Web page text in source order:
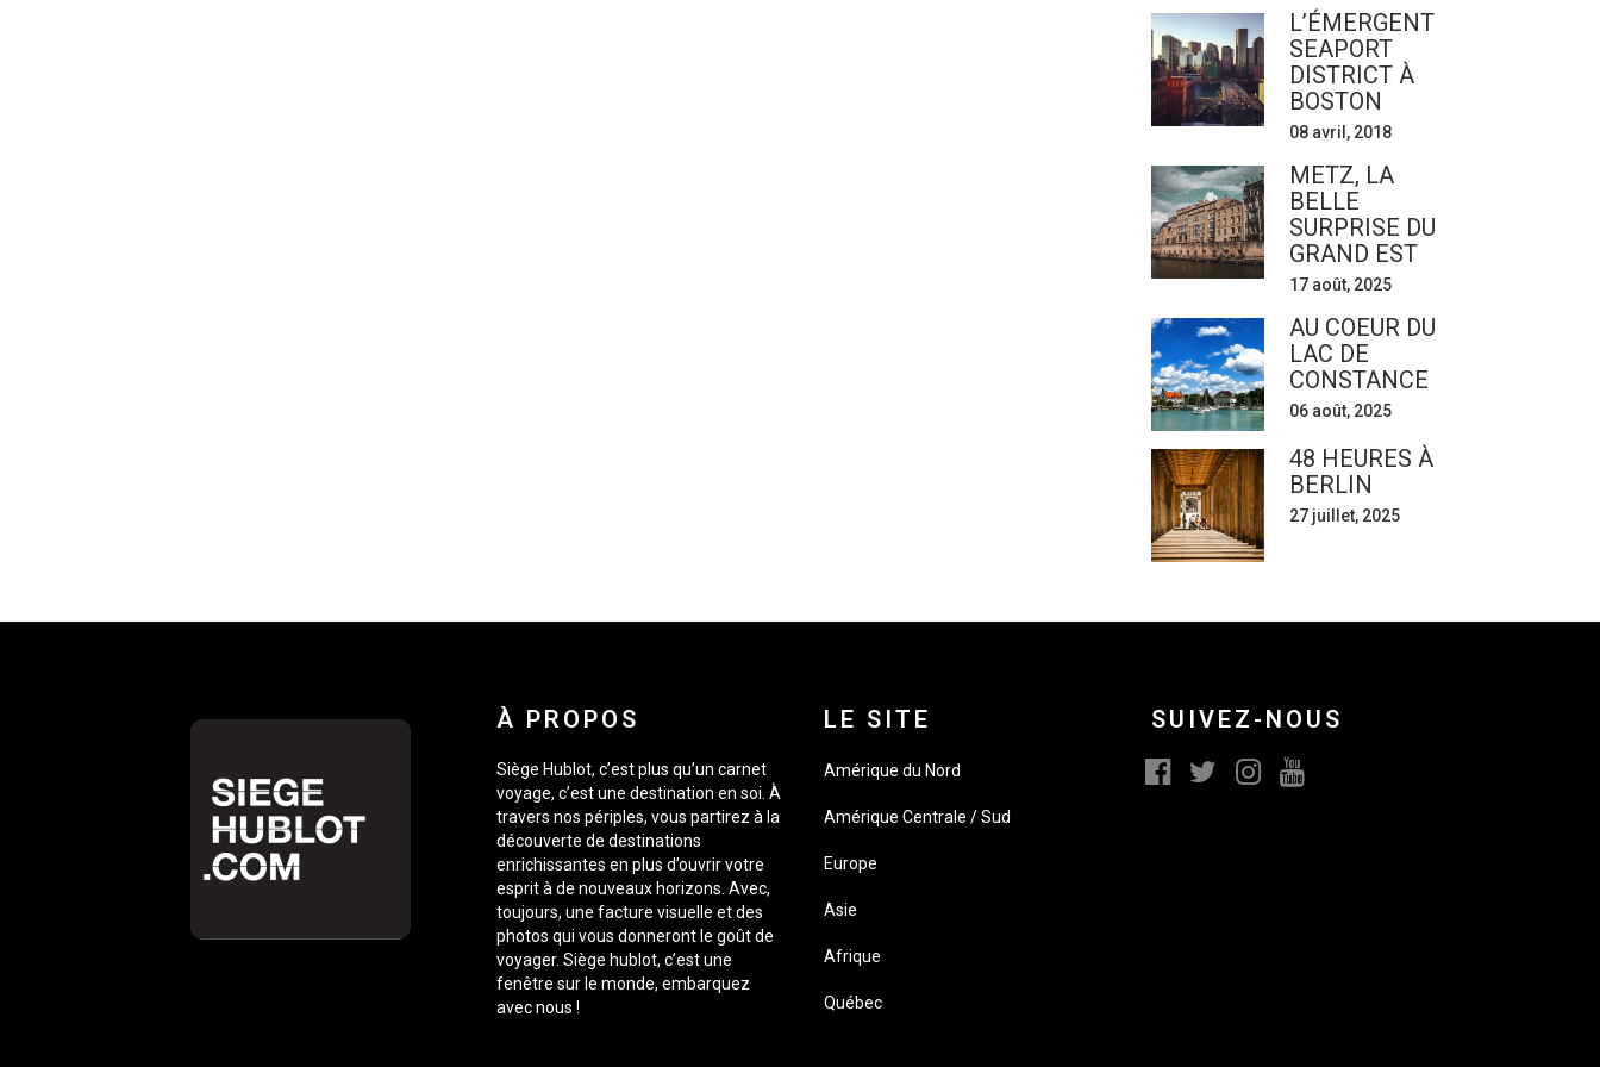
L’ÉMERGENT
SEAPORT
DISTRICT À
BOSTON
08 avril, 2018
METZ, LA
BELLE
SURPRISE DU
GRAND EST
17 août, 2025
AU COEUR DU
LAC DE
CONSTANCE
06 août, 2025
48 HEURES À
BERLIN
27 juillet, 2025
À PROPOS
Siège Hublot, c’est plus qu’un carnet
voyage, c’est une destination en soi. À
travers nos périples, vous partirez à la
découverte de destinations
enrichissantes en plus d’ouvrir votre
esprit à de nouveaux horizons. Avec,
toujours, une facture visuelle et des
photos qui vous donneront le goût de
voyager. Siège hublot, c’est une
fenêtre sur le monde, embarquez
avec nous !
LE SITE
Amérique du Nord
Amérique Centrale / Sud
Europe
Asie
Afrique
Québec
SUIVEZ-NOUS